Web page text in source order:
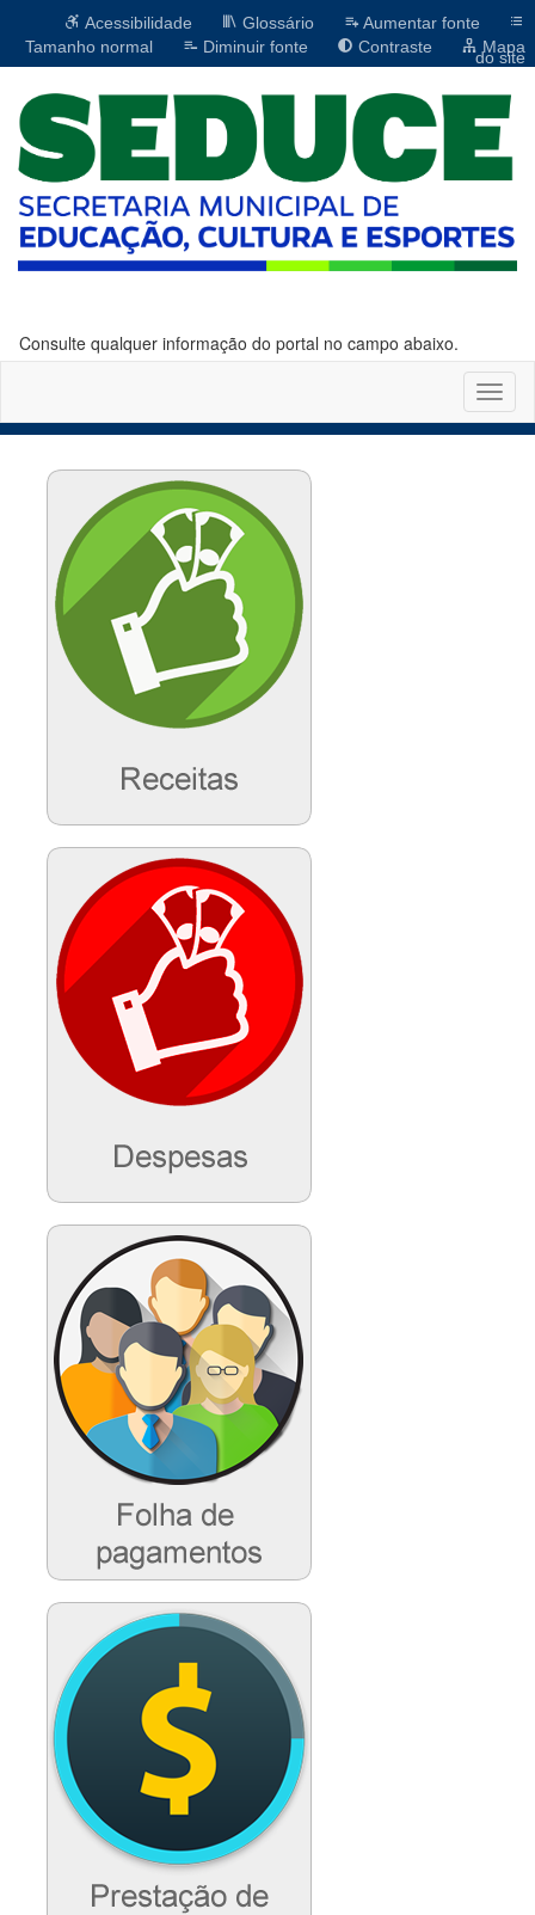
Acessibilidade Glossário
Aumentar fonte
Tamanho normal
Diminuir fonte Contraste Mapa
do site
Consulte qualquer informação do portal no campo abaixo.